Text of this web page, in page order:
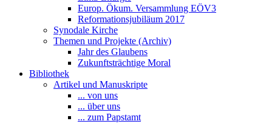
Europ. Ökum. Versammlung EÖV3
Reformationsjubiläum 2017
Synodale Kirche
Themen und Projekte (Archiv)
Jahr des Glaubens
Zukunftsträchtige Moral
Bibliothek
Artikel und Manuskripte
... von uns
... über uns
... zum Papstamt